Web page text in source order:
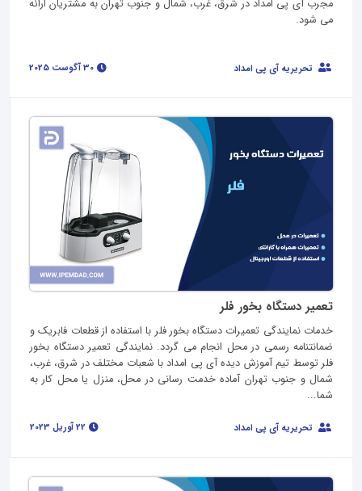
مجرب آی پی امداد در شرق، غرب، شمال و جنوب تهران به مشتریان ارائه
می شود.
تحریریه آی پی امداد
تعمیر دستگاه بخور فلر
خدمات نمایندگی تعمیرات دستگاه بخور فلر با استفاده از قطعات فابریک و
ضمانتنامه رسمی در محل انجام می گردد. نمایندگی تعمیر دستگاه بخور
فلر توسط تیم آموزش دیده آی پی امداد با شعبات مختلف در شرق، غرب،
شمال و جنوب تهران آماده خدمت رسانی در محل، منزل یا محل کار به
شما...
تحریریه آی پی امداد